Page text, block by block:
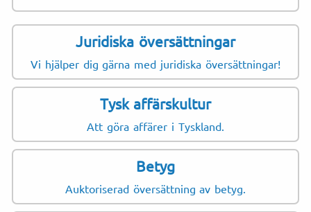
Juridiska översättningar
Vi hjälper dig gärna med juridiska översättningar!
Tysk affärskultur
Att göra affärer i Tyskland.
Betyg
Auktoriserad översättning av betyg.